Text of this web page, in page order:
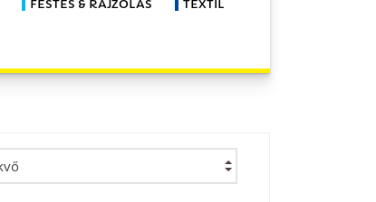
FESTÉS & RAJZOLÁS TEXTIL